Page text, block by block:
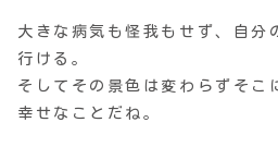
大きな病気も怪我もせず、自分
行ける。
そしてその景色は変わらずそこ
幸せなことだね。